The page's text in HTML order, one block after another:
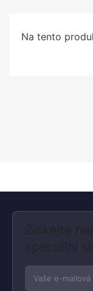
Na tento
Získejte
speciální